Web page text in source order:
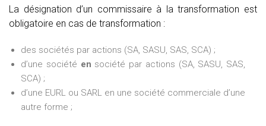
La désignation d’un commissaire à la transformation est
obligatoire en cas de transformation :
des sociétés par actions (SA, SASU, SAS, SCA) ;
d’une société en société par actions (SA, SASU, SAS,
SCA) ;
d’une EURL ou SARL en une société commerciale d’une
autre forme ;